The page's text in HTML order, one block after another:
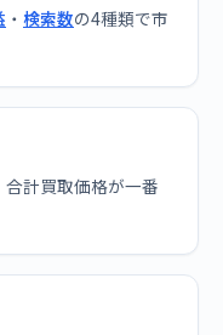
・ 検索数の4種類で市
計買取価格が一番